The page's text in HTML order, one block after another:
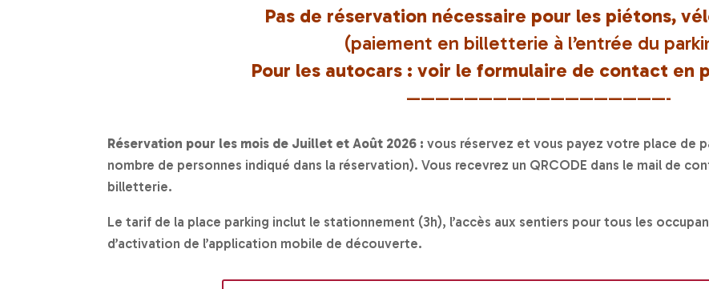
Pas de réservation nécessaire pour les piétons,
(paiement en billetterie à l’entrée du
Pour les autocars : voir le formulaire de contact en
——————————————————-
Réservation pour les mois de Juillet et Août 2026 :vous réservez et vous payez votre place de
nombre de personnes indiqué dans la réservation). Vous recevrez un QRCODE dans le mail de
billetterie.
Le tarif de la place parking inclut le stationnement (3h), l’accès aux sentiers pour tous les
d’activation de l’application mobile de découverte.